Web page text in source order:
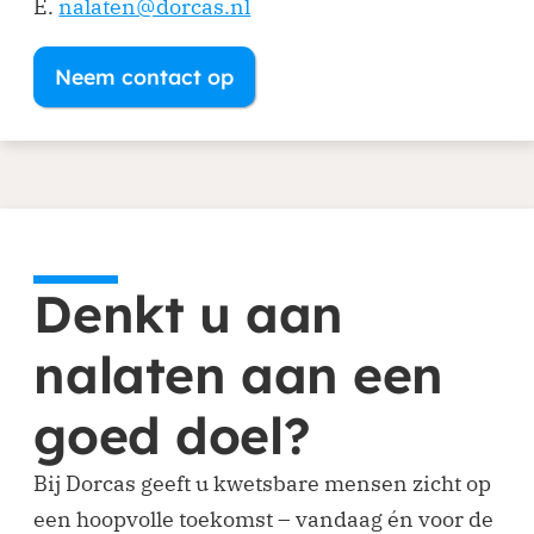
E.nalaten@dorcas.nl
Neem contact op
Denkt u aan
nalaten aan een
goed doel?
Bij Dorcas geeft u kwetsbare mensen zicht op
een hoopvolle toekomst – vandaag én voor de